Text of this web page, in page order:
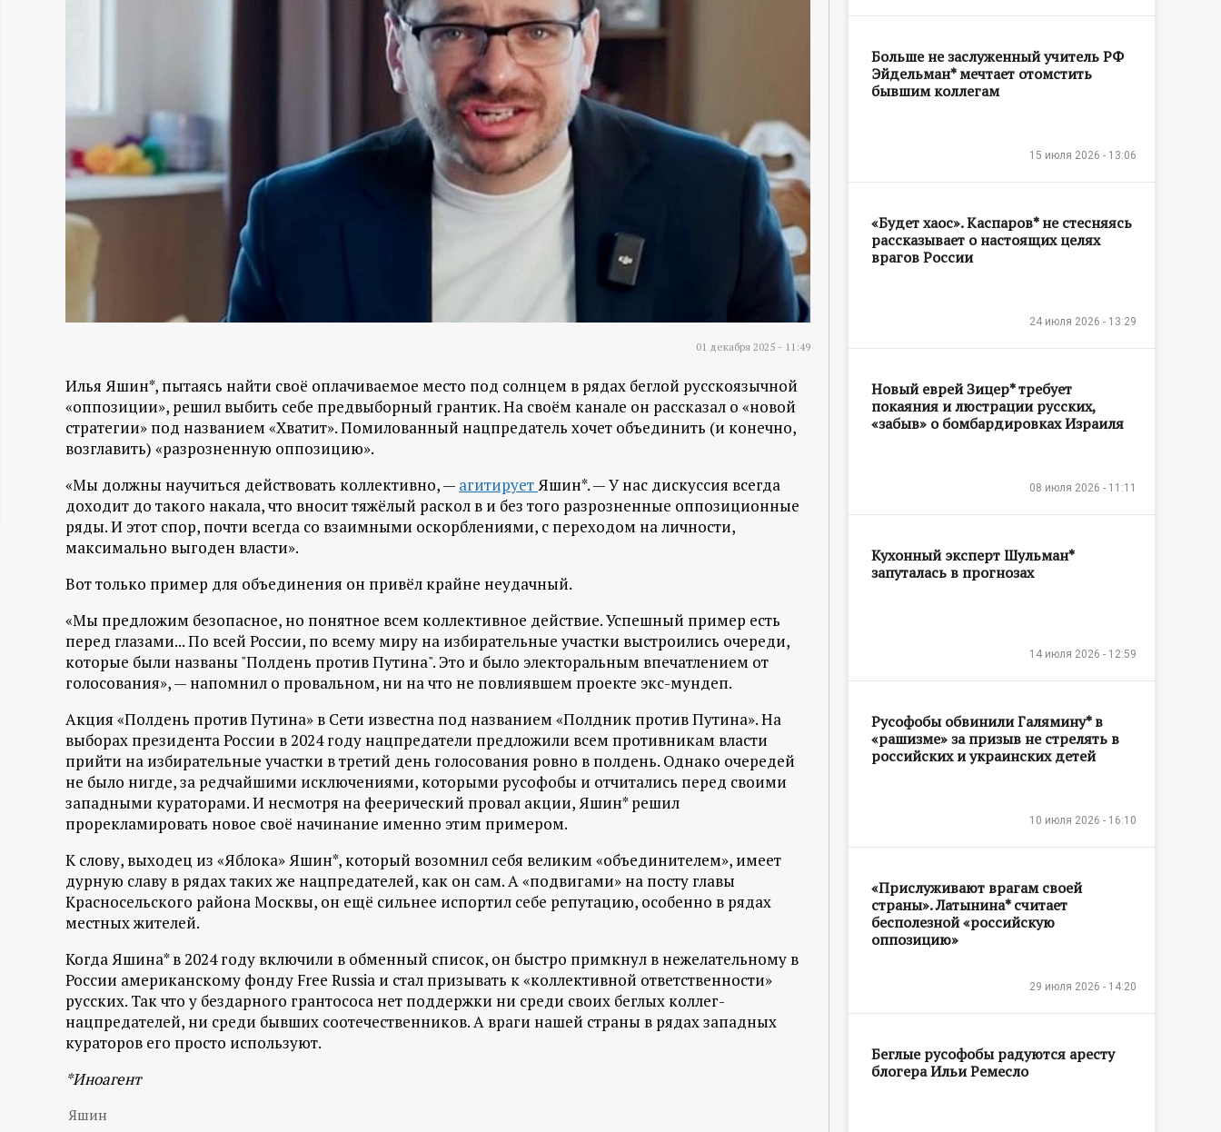
н
ф
а
ц
и
о
н
н
ы
й
п
о
р
т
а
л
01 декабря 2025 - 11:49
Илья Яшин*, пытаясь найти своё оплачиваемое место под солнцем в рядах беглой русскоязычной
«оппозиции», решил выбить себе предвыборный грантик. На своём канале он рассказал о «новой
стратегии» под названием «Хватит». Помилованный нацпредатель хочет объединить (и конечно,
возглавить) «разрозненную оппозицию».
«Мы должны научиться действовать коллективно, — агитируетЯшин*. — У нас дискуссия всегда
доходит до такого накала, что вносит тяжёлый раскол в и без того разрозненные оппозиционные
ряды. И этот спор, почти всегда со взаимными оскорблениями, с переходом на личности,
максимально выгоден власти».
Вот только пример для объединения он привёл крайне неудачный.
«Мы предложим безопасное, но понятное всем коллективное действие. Успешный пример есть
перед глазами... По всей России, по всему миру на избирательные участки выстроились очереди,
которые были названы "Полдень против Путина". Это и было электоральным впечатлением от
голосования», — напомнил о провальном, ни на что не повлиявшем проекте экс-мундеп.
Акция «Полдень против Путина» в Сети известна под названием «Полдник против Путина». На
выборах президента России в 2024 году нацпредатели предложили всем противникам власти
прийти на избирательные участки в третий день голосования ровно в полдень. Однако очередей
не было нигде, за редчайшими исключениями, которыми русофобы и отчитались перед своими
западными кураторами. И несмотря на феерический провал акции, Яшин* решил
прорекламировать новое своё начинание именно этим примером.
К слову, выходец из «Яблока» Яшин*, который возомнил себя великим «объединителем», имеет
дурную славу в рядах таких же нацпредателей, как он сам. А «подвигами» на посту главы
Красносельского района Москвы, он ещё сильнее испортил себе репутацию, особенно в рядах
местных жителей.
Когда Яшина* в 2024 году включили в обменный список, он быстро примкнул в нежелательному в
России американскому фонду Free Russia и стал призывать к «коллективной ответственности»
русских. Так что у бездарного грантососа нет поддержки ни среди своих беглых коллег-
нацпредателей, ни среди бывших соотечественников. А враги нашей страны в рядах западных
кураторов его просто используют.
*Иноагент
Яшин
Больше не заслуженный учитель РФ
Эйдельман* мечтает отомстить
бывшим коллегам
15 июля 2026 - 13:06
«Будет хаос». Каспаров* не стесняясь
рассказывает о настоящих целях
врагов России
24 июля 2026 - 13:29
Новый еврей Зицер* требует
покаяния и люстрации русских,
«забыв» о бомбардировках Израиля
08 июля 2026 - 11:11
Кухонный эксперт Шульман*
запуталась в прогнозах
14 июля 2026 - 12:59
Русофобы обвинили Галямину* в
«рашизме» за призыв не стрелять в
российских и украинских детей
10 июля 2026 - 16:10
«Прислуживают врагам своей
страны». Латынина* считает
бесполезной «российскую
оппозицию»
29 июля 2026 - 14:20
Беглые русофобы радуются аресту
блогера Ильи Ремесло